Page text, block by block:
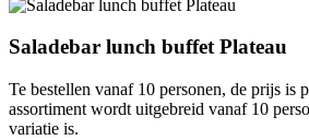
Saladebar lunch buffet Plateau
Te bestellen vanaf 10 personen, de prijs is
assortiment wordt uitgebreid vanaf 10
variatie is.